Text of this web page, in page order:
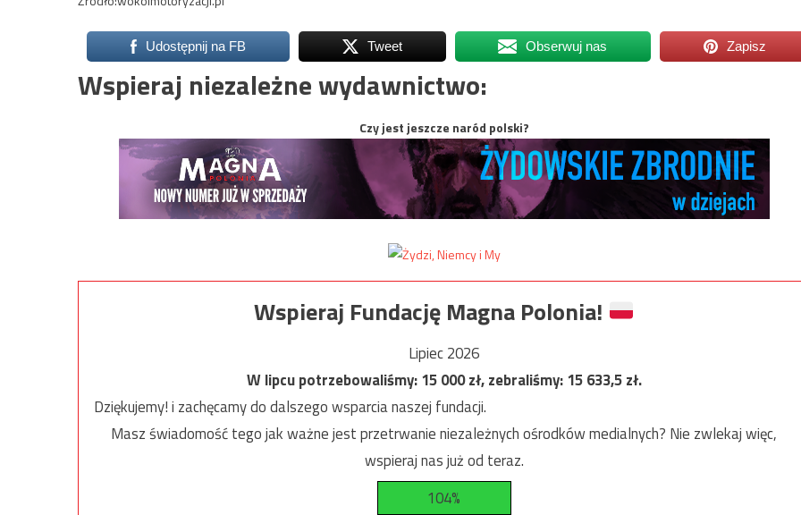
Udostępnij na FB Tweet Obserwuj nas Zapisz
Wspieraj niezależne wydawnictwo:
Czy jest jeszcze naród polski?
Wspieraj Fundację Magna Polonia!
Lipiec 2026
W lipcu potrzebowaliśmy:15 000zł, zebraliśmy:15 633,5zł.
Dziękujemy! i zachęcamy do dalszego wsparcia naszej fundacji.
Masz świadomość tego jak ważne jest przetrwanie niezależnych ośrodków medialnych? Nie zwlekaj więc,
wspieraj nas już od teraz.
104%